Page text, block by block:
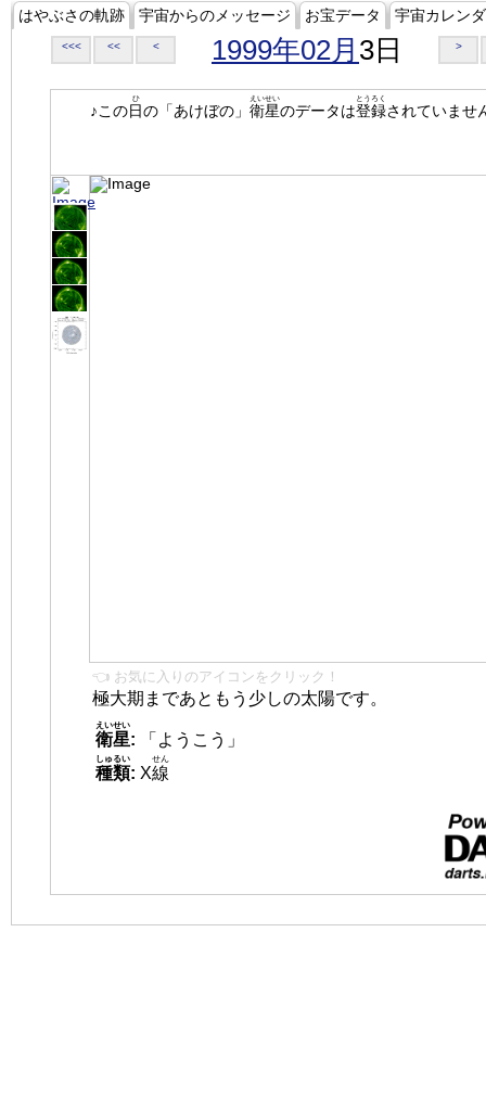
はやぶさの軌跡 宇宙からのメッセージ お宝データ 宇宙カレン
<<< << < 1999年02月 3日 >
♪この日
ひ
の「あけぼの」 衛星
えいせい
のデータは登録
とうろく
されていませ
👈 お気に入りのアイコンをクリック！
極大期まであともう少しの太陽です。
衛星
えいせい
:
「ようこう」
種類
しゅるい
: X線
せん